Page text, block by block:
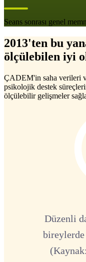
Seans sonrası genel
2013'ten bu
ölçülebilen iyi
ÇADEM'in saha verileri
psikolojik destek
ölçülebilir gelişmeler
Düzenli
bireylerde